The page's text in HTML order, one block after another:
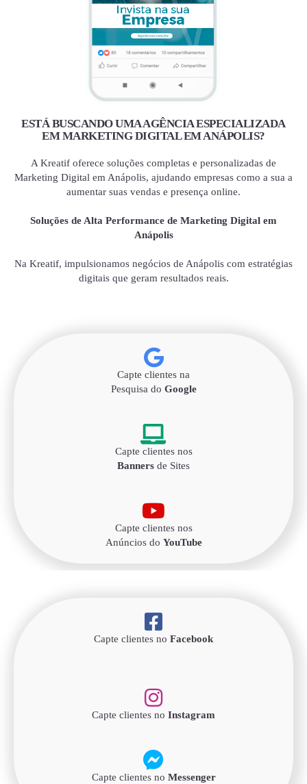
ESTÁ BUSCANDO UMA AGÊNCIA ESPECIALIZADA
EM MARKETING DIGITAL EM ANÁPOLIS?
A Kreatif oferece soluções completas e personalizadas de
Marketing Digital em Anápolis, ajudando empresas como a sua a
aumentar suas vendas e presença online.
Soluções de Alta Performance de Marketing Digital em
Anápolis
Na Kreatif, impulsionamos negócios de Anápolis com estratégias
digitais que geram resultados reais.
Capte clientes na
Pesquisa do Google
Capte clientes nos
Banners de Sites
Capte clientes nos
Anúncios do YouTube
Capte clientes no Facebook
Capte clientes no Instagram
Capte clientes no Messenger